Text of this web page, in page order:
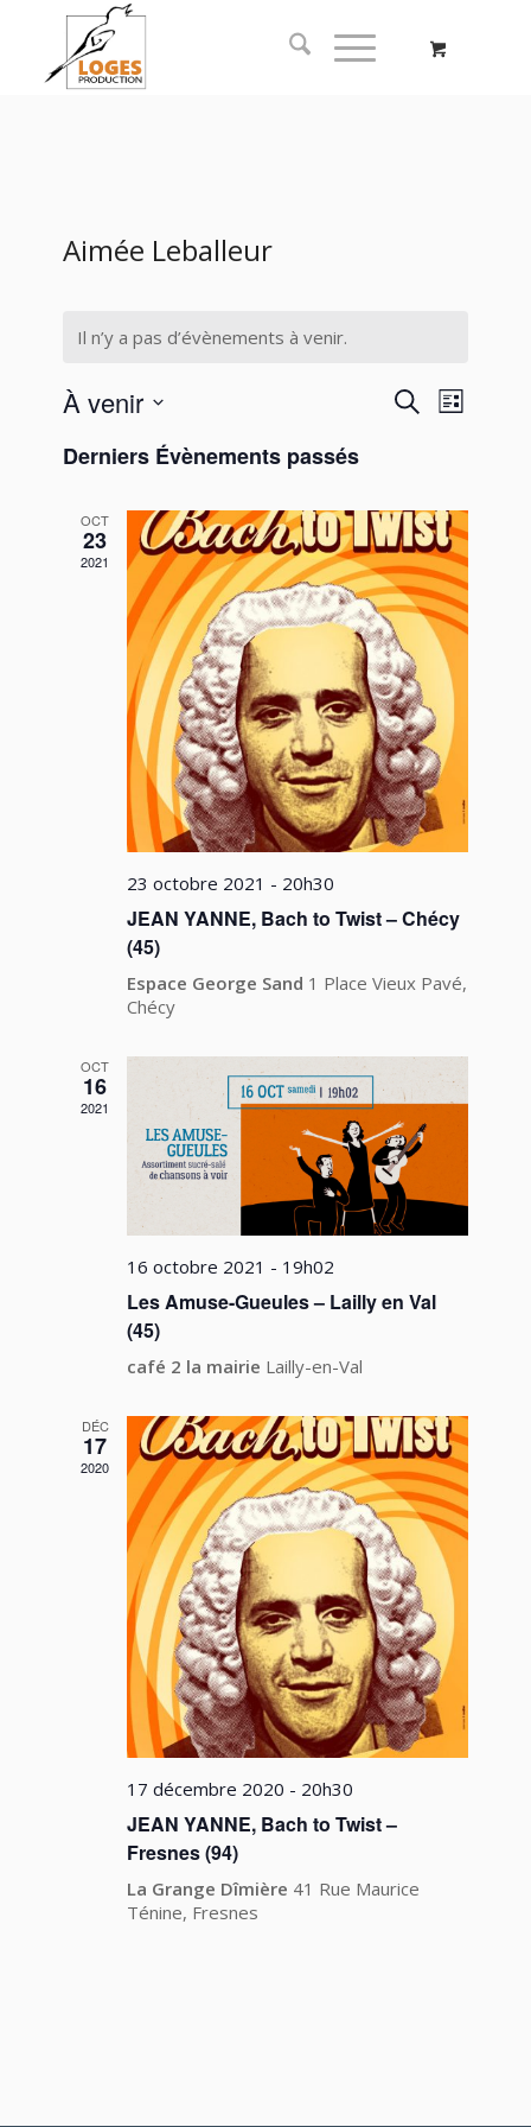
Aimée Leballeur
Il n’y a pas d’évènements à venir.
de
vues
Recherche
de
Liste
À venir
une
Derniers Évènements passés
OCT
23
2021
23 octobre 2021 - 20h30
JEAN YANNE, Bach to Twist – Chécy
(45)
Espace George Sand 1 Place Vieux Pavé,
Chécy
OCT
16
2021
16 octobre 2021 - 19h02
Les Amuse-Gueules – Lailly en Val
(45)
café 2 la mairie Lailly-en-Val
DÉC
17
2020
17 décembre 2020 - 20h30
JEAN YANNE, Bach to Twist –
Fresnes (94)
La Grange Dîmière 41 Rue Maurice
Ténine, Fresnes